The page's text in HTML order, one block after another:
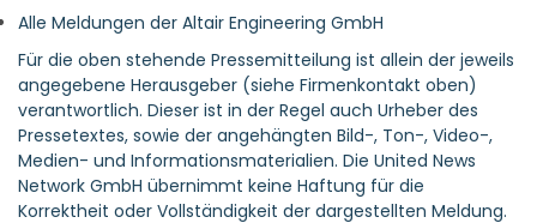
Alle Meldungen der Altair Engineering GmbH
Für die oben stehende Pressemitteilung ist allein der jeweils
angegebene Herausgeber (siehe Firmenkontakt oben)
verantwortlich. Dieser ist in der Regel auch Urheber des
Pressetextes, sowie der angehängten Bild-, Ton-, Video-,
Medien- und Informationsmaterialien. Die United News
Network GmbH übernimmt keine Haftung für die
Korrektheit oder Vollständigkeit der dargestellten Meldung.